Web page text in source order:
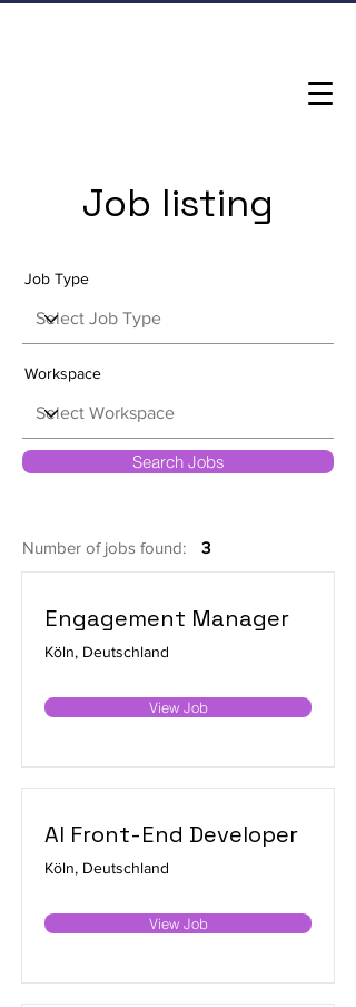
Job listing
Job Type
Workspace
Search Jobs
Number of jobs found: 3
Engagement Manager
Köln, Deutschland
View Job
AI Front-End Developer
Köln, Deutschland
View Job